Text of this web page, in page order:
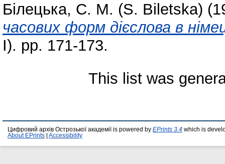
Білецька, С. М. (S. Biletska)
часових форм дієслова в
І). pp. 171-173.
This list was
Цифровий архів Острозької академії is powered by EPrints 3.4 which is
About EPrints
Accessibility